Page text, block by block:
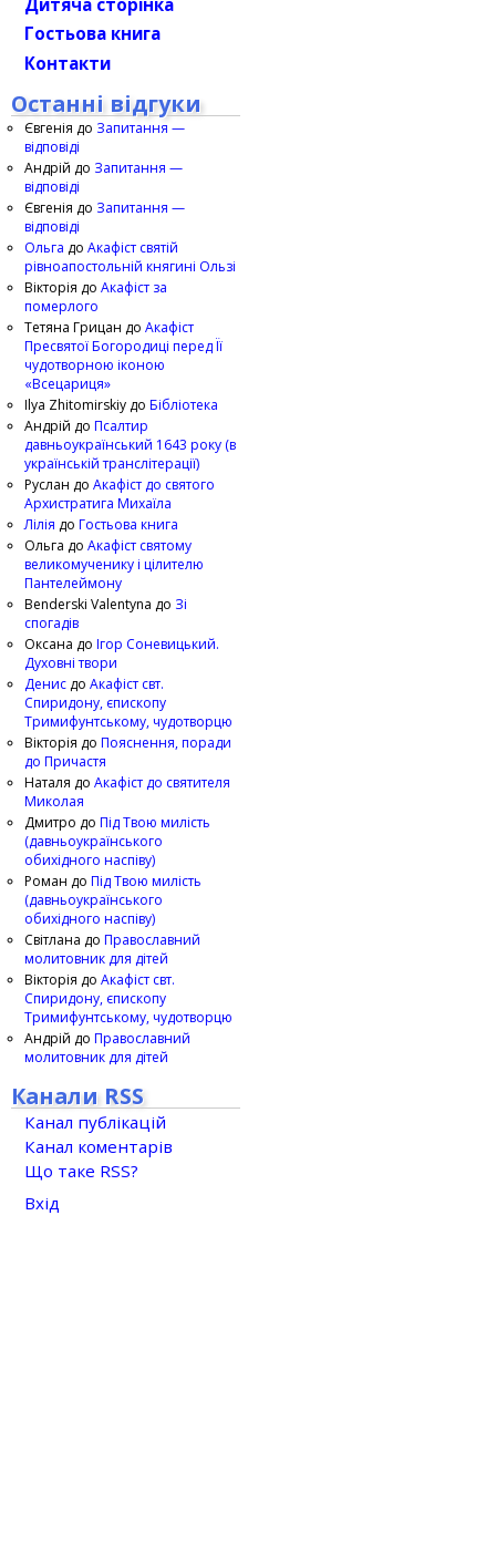
Гостьова книга
Контакти
Останні відгуки
Євгенія до Запитання —
відповіді
Андрій до Запитання —
відповіді
Євгенія до Запитання —
відповіді
Ольга до Акафіст святій
рівноапостольній княгині Ользі
Вікторія до Акафіст за
померлого
Тетяна Грицан до Акафіст
Пресвятої Богородиці перед Її
чудотворною іконою
«Всецариця»
Ilya Zhitomirskiy до Бібліотека
Андрій до Псалтир
давньоукраїнський 1643 року (в
українській транслітерації)
Руслан до Акафіст до святого
Архистратига Михаїла
Лілія до Гостьова книга
Ольга до Акафіст святому
великомученику і цілителю
Пантелеймону
Benderski Valentyna до Зі
спогадів
Оксана до Ігор Соневицький.
Духовні твори
Денис до Акафіст свт.
Спиридону, єпископу
Тримифунтському, чудотворцю
Вікторія до Пояснення, поради
до Причастя
Наталя до Акафіст до святителя
Миколая
Дмитро до Під Твою милість
(давньоукраїнського
обихідного наспіву)
Роман до Під Твою милість
(давньоукраїнського
обихідного наспіву)
Світлана до Православний
молитовник для дітей
Вікторія до Акафіст свт.
Спиридону, єпископу
Тримифунтському, чудотворцю
Андрій до Православний
молитовник для дітей
Канали RSS
Канал публікацій
Канал коментарів
Що таке RSS?
Вхід